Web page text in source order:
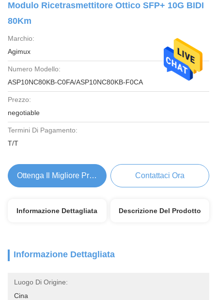
Modulo Ricetrasmettitore Ottico SFP+ 10G BIDI
80Km
Marchio:
Agimux
Numero Modello:
ASP10NC80KB-C0FA/ASP10NC80KB-F0CA
Prezzo:
negotiable
Termini Di Pagamento:
T/T
Ottenga Il Migliore Prezzo Contattaci Ora
Informazione Dettagliata Descrizione Del Prodotto
Informazione Dettagliata
Luogo Di Origine:
Cina